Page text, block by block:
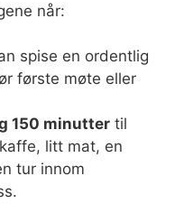
når:
spise en ordentlig
første møte eller
150 minutter til
litt mat, en
tur innom